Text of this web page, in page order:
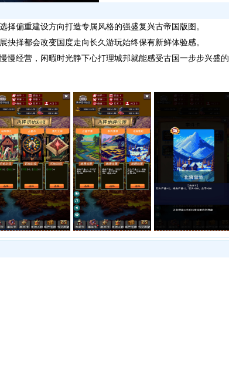
偏重建设方向打造专属风格的强盛复兴古帝国版图。
择都会改变国度走向长久游玩始终保有新鲜体验感。
经营，闲暇时光静下心打理城邦就能感受古国一步步兴盛的